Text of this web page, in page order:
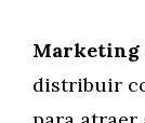
Marketing
distribuir